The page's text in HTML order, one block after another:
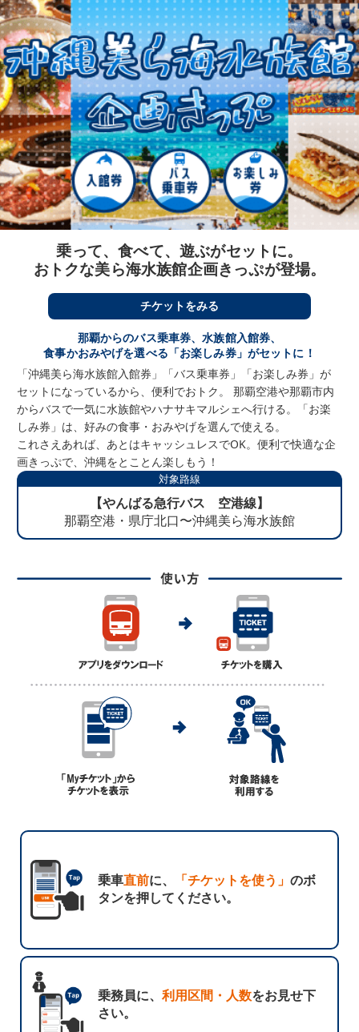
乗って、食べて、遊ぶがセットに。
おトクな美ら海水族館企画きっぷが登場。
チケットをみる
那覇からのバス乗車券、水族館入館券、
食事かおみやげを選べる「お楽しみ券」がセットに！
「沖縄美ら海水族館入館券」「バス乗車券」「お楽しみ券」が
セットになっているから、便利でおトク。 那覇空港や那覇市内
からバスで一気に水族館やハナサキマルシェへ行ける。「お楽
しみ券」は、好みの食事・おみやげを選んで使える。
これさえあれば、あとはキャッシュレスでOK。便利で快適な企
画きっぷで、沖縄をとことん楽しもう！
対象路線
【やんばる急行バス 空港線】
那覇空港・県庁北口〜沖縄美ら海水族館
乗車直前に、 「チケットを使う」のボ
タンを押してください。
乗務員に、利用区間・人数をお見せ下
さい。